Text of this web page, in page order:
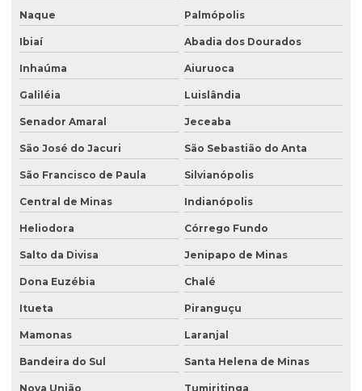
Naque Palmópolis
Ibiaí Abadia dos Dourados
Inhaúma Aiuruoca
Galiléia Luislândia
Senador Amaral Jeceaba
São José do Jacuri São Sebastião do Anta
São Francisco de Paula Silvianópolis
Central de Minas Indianópolis
Heliodora Córrego Fundo
Salto da Divisa Jenipapo de Minas
Dona Euzébia Chalé
Itueta Piranguçu
Mamonas Laranjal
Bandeira do Sul Santa Helena de Minas
Nova União Tumiritinga